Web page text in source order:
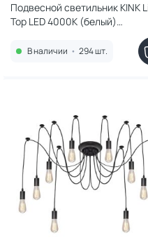
Подвесной светильник KINK
Тор LED 4000К (белый)
В наличии • 294 шт.